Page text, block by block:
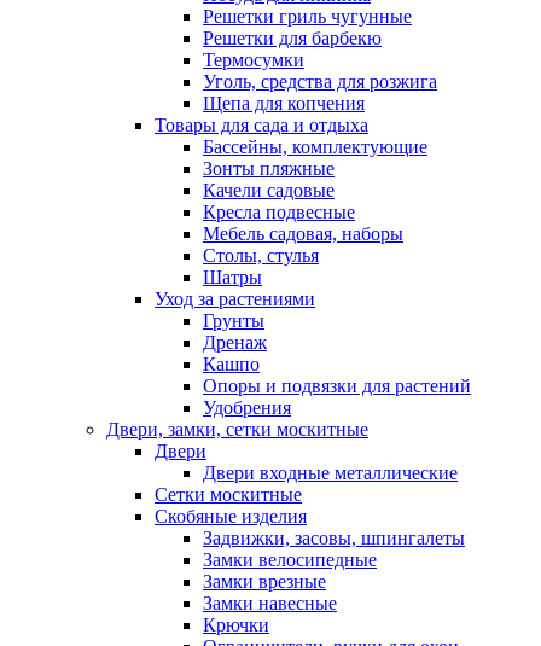
Решетки гриль чугунные
Решетки для барбекю
Термосумки
Уголь, средства для розжига
Щепа для копчения
Товары для сада и отдыха
Бассейны, комплектующие
Зонты пляжные
Качели садовые
Кресла подвесные
Мебель садовая, наборы
Столы, стулья
Шатры
Уход за растениями
Грунты
Дренаж
Кашпо
Опоры и подвязки для растений
Удобрения
Двери, замки, сетки москитные
Двери
Двери входные металлические
Сетки москитные
Скобяные изделия
Задвижки, засовы, шпингалеты
Замки велосипедные
Замки врезные
Замки навесные
Крючки